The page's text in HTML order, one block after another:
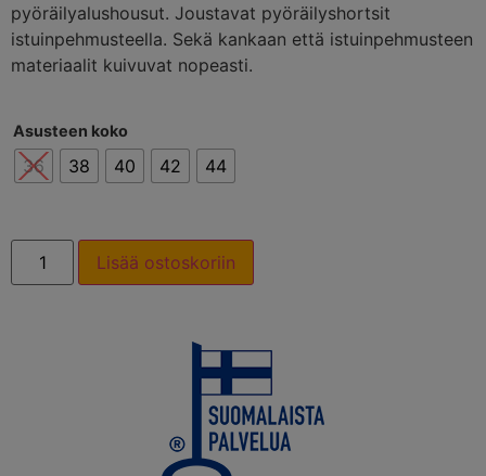
pyöräilyalushousut. Joustavat pyöräilyshortsit
istuinpehmusteella. Sekä kankaan että istuinpehmusteen
materiaalit kuivuvat nopeasti.
Asusteen koko
36 38 40 42 44
Lisää ostoskoriin